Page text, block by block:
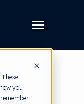
you
Toggle